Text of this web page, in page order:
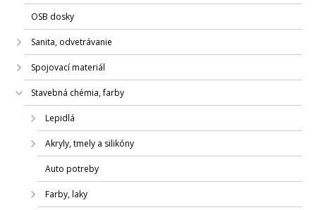
OSB dosky
Sanita, odvetrávanie
Spojovací materiál
Stavebná chémia, farby
Lepidlá
Akryly, tmely a silikóny
Auto potreby
Farby, laky